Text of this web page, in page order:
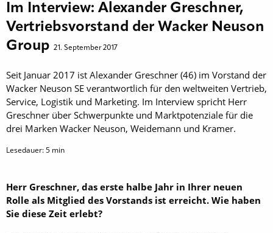
Im Interview: Alexander Greschner,
Vertriebsvorstand der Wacker Neuson
Group 21. September 2017
Seit Januar 2017 ist Alexander Greschner (46) im Vorstand der
Wacker Neuson SE verantwortlich für den weltweiten Vertrieb,
Service, Logistik und Marketing. Im Interview spricht Herr
Greschner über Schwerpunkte und Marktpotenziale für die
drei Marken Wacker Neuson, Weidemann und Kramer.
Lesedauer:5 min
Herr Greschner, das erste halbe Jahr in Ihrer neuen
Rolle als Mitglied des Vorstands ist erreicht. Wie haben
Sie diese Zeit erlebt?